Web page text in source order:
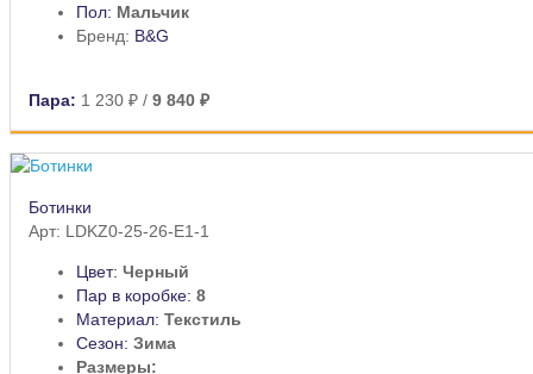
Пол: Мальчик
Бренд: B&G
Пара: 1 230 ₽ / 9 840 ₽
Ботинки
Арт: LDKZ0-25-26-E1-1
Цвет: Черный
Пар в коробке: 8
Материал: Текстиль
Сезон: Зима
Размеры: